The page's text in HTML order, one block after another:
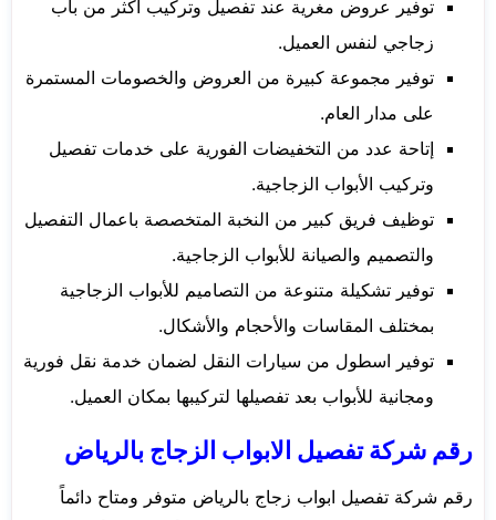
توفير عروض مغرية عند تفصيل وتركيب أكثر من باب
زجاجي لنفس العميل.
توفير مجموعة كبيرة من العروض والخصومات المستمرة
على مدار العام.
إتاحة عدد من التخفيضات الفورية على خدمات تفصيل
وتركيب الأبواب الزجاجية.
توظيف فريق كبير من النخبة المتخصصة باعمال التفصيل
والتصميم والصيانة للأبواب الزجاجية.
توفير تشكيلة متنوعة من التصاميم للأبواب الزجاجية
بمختلف المقاسات والأحجام والأشكال.
توفير اسطول من سيارات النقل لضمان خدمة نقل فورية
ومجانية للأبواب بعد تفصيلها لتركيبها بمكان العميل.
رقم شركة تفصيل الابواب الزجاج بالرياض
رقم شركة تفصيل ابواب زجاج بالرياض متوفر ومتاح دائماً